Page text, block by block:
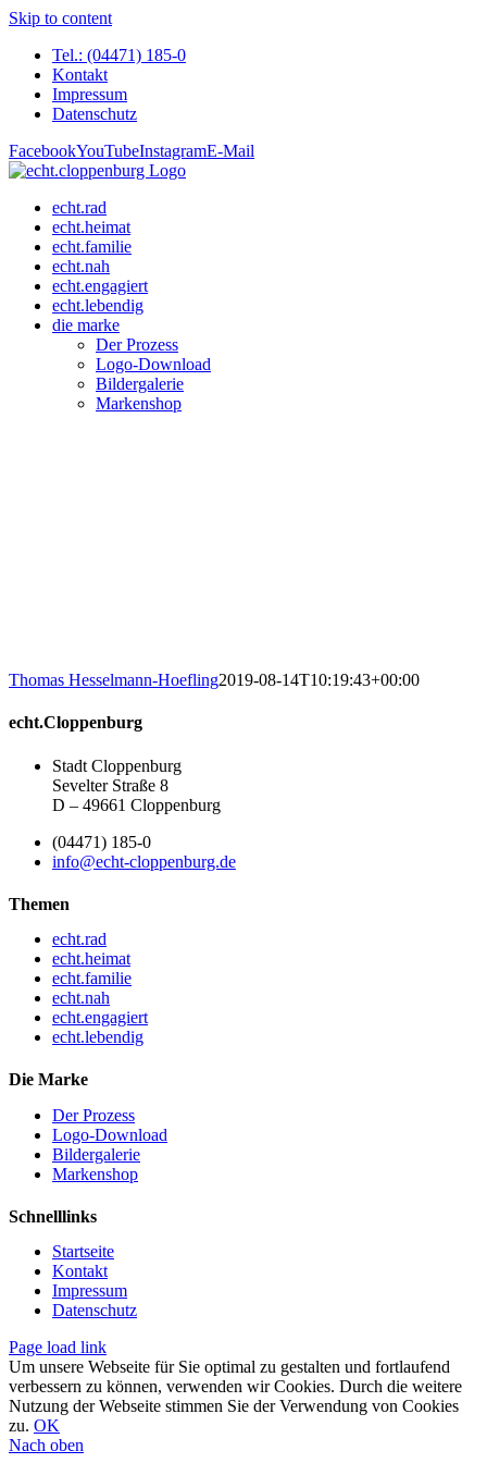
Skip to content
Tel.: (04471) 185-0
Kontakt
Impressum
Datenschutz
FacebookYouTubeInstagramE-Mail
echt.rad
echt.heimat
echt.familie
echt.nah
echt.engagiert
echt.lebendig
die marke
Der Prozess
Logo-Download
Bildergalerie
Markenshop
Thomas Hesselmann-Hoefling2019-08-14T10:19:43+00:00
echt.Cloppenburg
Stadt Cloppenburg
Sevelter Straße 8
D – 49661 Cloppenburg
(04471) 185-0
info@echt-cloppenburg.de
Themen
echt.rad
echt.heimat
echt.familie
echt.nah
echt.engagiert
echt.lebendig
Die Marke
Der Prozess
Logo-Download
Bildergalerie
Markenshop
Schnelllinks
Startseite
Kontakt
Impressum
Datenschutz
Page load link
Um unsere Webseite für Sie optimal zu gestalten und fortlaufend
verbessern zu können, verwenden wir Cookies. Durch die weitere
Nutzung der Webseite stimmen Sie der Verwendung von Cookies
zu. OK
Nach oben